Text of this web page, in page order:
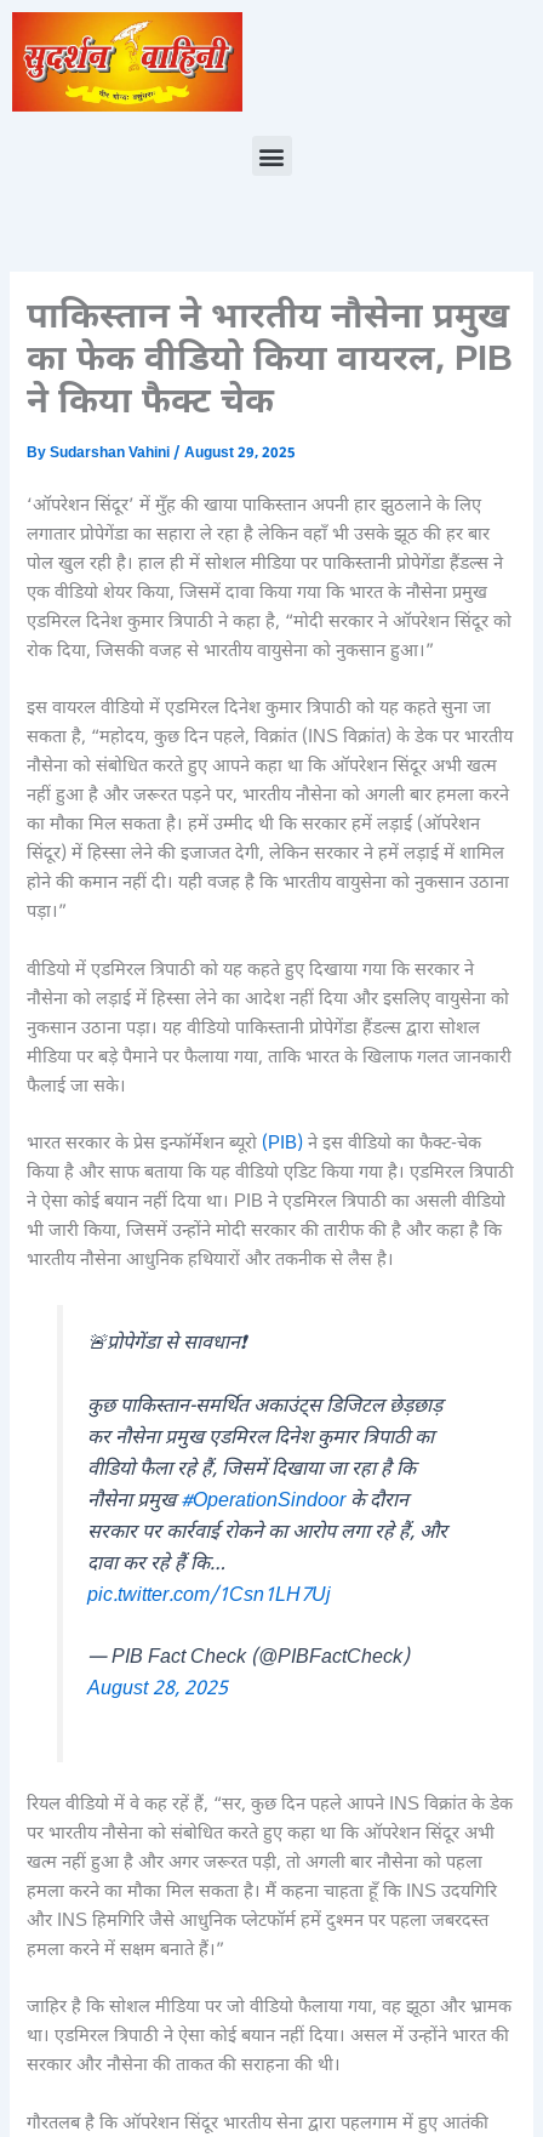
Skip
content
Menu
पाकिस्तान ने भारतीय नौसेना प्रमुख
का फेक वीडियो किया वायरल, PIB
ने किया फैक्ट चेक
BySudarshan Vahini/August 29, 2025
‘ऑपरेशन सिंदूर’ में मुँह की खाया पाकिस्तान अपनी हार झुठलाने के लिए
लगातार प्रोपेगेंडा का सहारा ले रहा है लेकिन वहाँ भी उसके झूठ की हर बार
पोल खुल रही है। हाल ही में सोशल मीडिया पर पाकिस्तानी प्रोपेगेंडा हैंडल्स ने
एक वीडियो शेयर किया, जिसमें दावा किया गया कि भारत के नौसेना प्रमुख
एडमिरल दिनेश कुमार त्रिपाठी ने कहा है, “मोदी सरकार ने ऑपरेशन सिंदूर को
रोक दिया, जिसकी वजह से भारतीय वायुसेना को नुकसान हुआ।”
इस वायरल वीडियो में एडमिरल दिनेश कुमार त्रिपाठी को यह कहते सुना जा
सकता है, “महोदय, कुछ दिन पहले, विक्रांत (INS विक्रांत) के डेक पर भारतीय
नौसेना को संबोधित करते हुए आपने कहा था कि ऑपरेशन सिंदूर अभी खत्म
नहीं हुआ है और जरूरत पड़ने पर, भारतीय नौसेना को अगली बार हमला करने
का मौका मिल सकता है। हमें उम्मीद थी कि सरकार हमें लड़ाई (ऑपरेशन
सिंदूर) में हिस्सा लेने की इजाजत देगी, लेकिन सरकार ने हमें लड़ाई में शामिल
होने की कमान नहीं दी। यही वजह है कि भारतीय वायुसेना को नुकसान उठाना
पड़ा।”
वीडियो में एडमिरल त्रिपाठी को यह कहते हुए दिखाया गया कि सरकार ने
नौसेना को लड़ाई में हिस्सा लेने का आदेश नहीं दिया और इसलिए वायुसेना को
नुकसान उठाना पड़ा। यह वीडियो पाकिस्तानी प्रोपेगेंडा हैंडल्स द्वारा सोशल
मीडिया पर बड़े पैमाने पर फैलाया गया, ताकि भारत के खिलाफ गलत जानकारी
फैलाई जा सके।
भारत सरकार के प्रेस इन्फॉर्मेशन ब्यूरो (PIB)ने इस वीडियो का फैक्ट-चेक
किया है और साफ बताया कि यह वीडियो एडिट किया गया है। एडमिरल त्रिपाठी
ने ऐसा कोई बयान नहीं दिया था। PIB ने एडमिरल त्रिपाठी का असली वीडियो
भी जारी किया, जिसमें उन्होंने मोदी सरकार की तारीफ की है और कहा है कि
भारतीय नौसेना आधुनिक हथियारों और तकनीक से लैस है।
🚨प्रोपेगेंडा से सावधान❗
कुछ पाकिस्तान-समर्थित अकाउंट्स डिजिटल छेड़छाड़
कर नौसेना प्रमुख एडमिरल दिनेश कुमार त्रिपाठी का
वीडियो फैला रहे हैं, जिसमें दिखाया जा रहा है कि
नौसेना प्रमुख#OperationSindoorके दौरान
सरकार पर कार्रवाई रोकने का आरोप लगा रहे हैं, और
दावा कर रहे हैं कि…
pic.twitter.com/1Csn1LH7Uj
— PIB Fact Check (@PIBFactCheck)
August 28, 2025
रियल वीडियो में वे कह रहें हैं, “सर, कुछ दिन पहले आपने INS विक्रांत के डेक
पर भारतीय नौसेना को संबोधित करते हुए कहा था कि ऑपरेशन सिंदूर अभी
खत्म नहीं हुआ है और अगर जरूरत पड़ी, तो अगली बार नौसेना को पहला
हमला करने का मौका मिल सकता है। मैं कहना चाहता हूँ कि INS उदयगिरि
और INS हिमगिरि जैसे आधुनिक प्लेटफॉर्म हमें दुश्मन पर पहला जबरदस्त
हमला करने में सक्षम बनाते हैं।”
जाहिर है कि सोशल मीडिया पर जो वीडियो फैलाया गया, वह झूठा और भ्रामक
था। एडमिरल त्रिपाठी ने ऐसा कोई बयान नहीं दिया। असल में उन्होंने भारत की
सरकार और नौसेना की ताकत की सराहना की थी।
गौरतलब है कि ऑपरेशन सिंदूर भारतीय सेना द्वारा पहलगाम में हुए आतंकी